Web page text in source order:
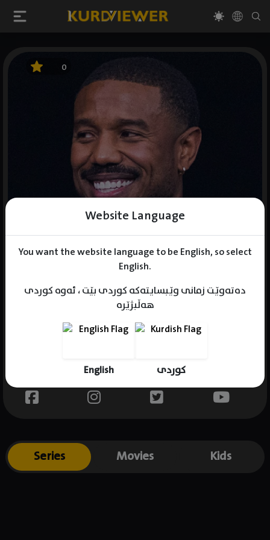
Website Language
You want the website language to be English, so select
English.
دەتەوێت زمانی وێبسایتەکە کوردی بێت ، ئەوە کوردی
هەڵبژێرە
English کوردی
0
Gender : male
Place of birth : USA
Series Movies Kids